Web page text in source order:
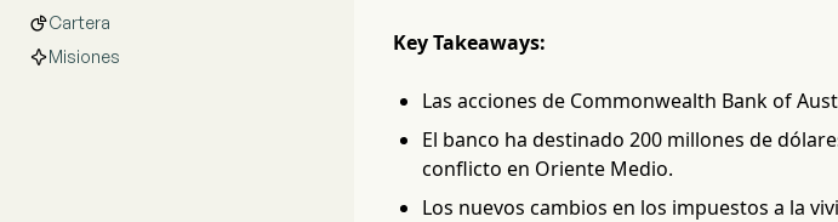
Cartera
Misiones
Key Takeaways:
Las acciones de Commonwealth Bank of
El banco ha destinado 200 millones de
conflicto en Oriente Medio.
Los nuevos cambios en los impuestos a la